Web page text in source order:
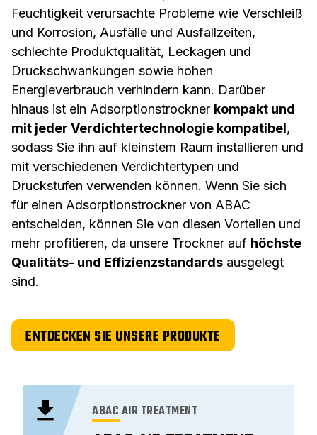
Dieser Trocknertyp kann jegliches Restwasser
aus dem Netz entfernen, was viele durch
Feuchtigkeit verursachte Probleme wie Verschleiß
und Korrosion, Ausfälle und Ausfallzeiten,
schlechte Produktqualität, Leckagen und
Druckschwankungen sowie hohen
Energieverbrauch verhindern kann. Darüber
hinaus ist ein Adsorptionstrockner kompakt und
mit jeder Verdichtertechnologie kompatibel
sodass Sie ihn auf kleinstem Raum installieren und
mit verschiedenen Verdichtertypen und
Druckstufen verwenden können. Wenn Sie sich
für einen Adsorptionstrockner von ABAC
entscheiden, können Sie von diesen Vorteilen und
mehr profitieren, da unsere Trockner auf